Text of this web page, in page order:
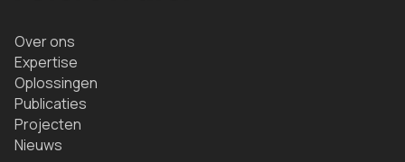
Over ons
Expertise
Oplossingen
Publicaties
Projecten
Nieuws